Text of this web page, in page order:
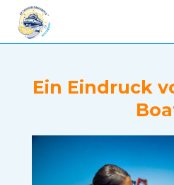
Ein Eindruck